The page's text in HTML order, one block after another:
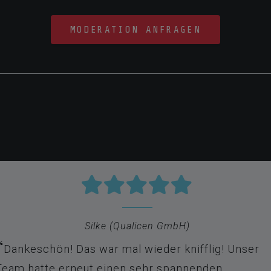
die dafür sorgen, dass ihr eine
und sorgen dafür, dass ihr auf dem richtigen Weg
Ab 10 Teilnehmern, kleinere Gruppen auf
Kommunikations per MS Teams
Eventdauer je nach Spielauswahl ca. 1,5-2,5h
MODERATION ANFRAGEN